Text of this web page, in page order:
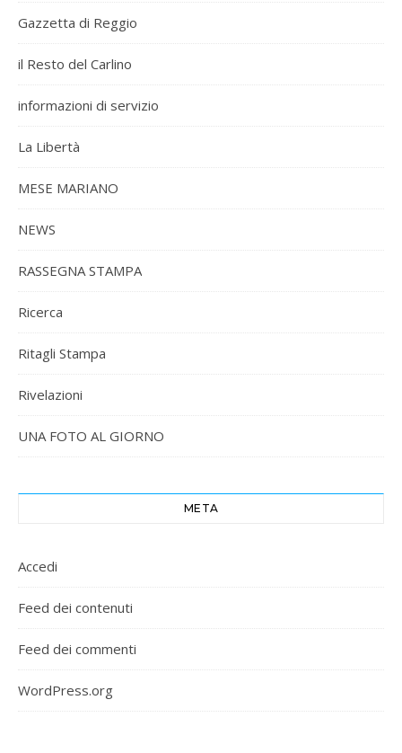
Gazzetta di Reggio
il Resto del Carlino
informazioni di servizio
La Libertà
MESE MARIANO
NEWS
RASSEGNA STAMPA
Ricerca
Ritagli Stampa
Rivelazioni
UNA FOTO AL GIORNO
META
Accedi
Feed dei contenuti
Feed dei commenti
WordPress.org